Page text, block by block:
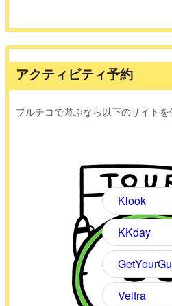
アクティビティ予約
ブルチコで遊ぶなら以下のサイトを
Klook
KKday
Veltra